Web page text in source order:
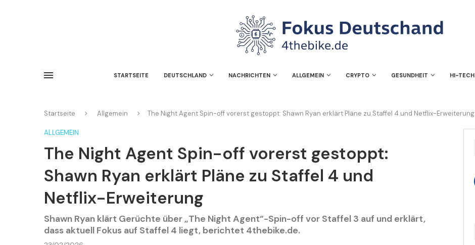
STARTSEITE DEUTSCHLAND NACHRICHTEN ALLGEMEIN CRYPTO GESUNDHEIT HI-TECH
Startseite Allgemein The Night Agent Spin-off vorerst gestoppt: Shawn Ryan erklärt Pläne zu Staffel 4 und Netflix-Erweiterung
ALLGEMEIN
The Night Agent Spin-off vorerst gestoppt:
Shawn Ryan erklärt Pläne zu Staffel 4 und
Netflix-Erweiterung
Shawn Ryan klärt Gerüchte über „The Night Agent“-Spin-off vor Staffel 3 auf und erklärt,
dass aktuell Fokus auf Staffel 4 liegt, berichtet 4thebike.de.